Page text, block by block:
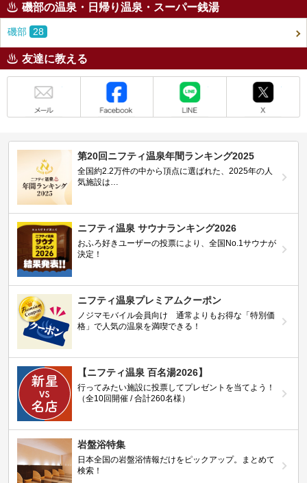
磯部の温泉・日帰り温泉・スーパー銭湯
磯部 28
友達に教える
第20回ニフティ温泉年間ランキング2025
全国約2.2万件の中から頂点に選ばれた、2025年の人
気施設は…
ニフティ温泉 サウナランキング2026
おふろ好きユーザーの投票により、全国No.1サウナが
決定！
ニフティ温泉プレミアムクーポン
ノジマモバイル会員向け 通常よりもお得な「特別価
格」で人気の温泉を満喫できる！
【ニフティ温泉 百名湯2026】
行ってみたい施設に投票してプレゼントを当てよう！
（全10回開催 / 合計260名様）
岩盤浴特集
日本全国の岩盤浴情報だけをピックアップ。まとめて
検索！